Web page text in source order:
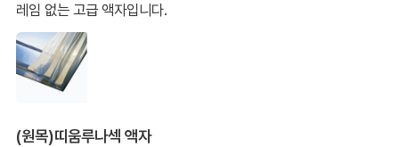
레임 없는 고급 액자입니다.
(원목)띠움루나섹 액자